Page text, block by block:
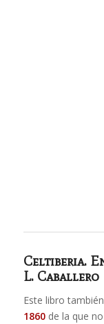
Celtiberia.
L. Caballero
Este libro
1860de la que no